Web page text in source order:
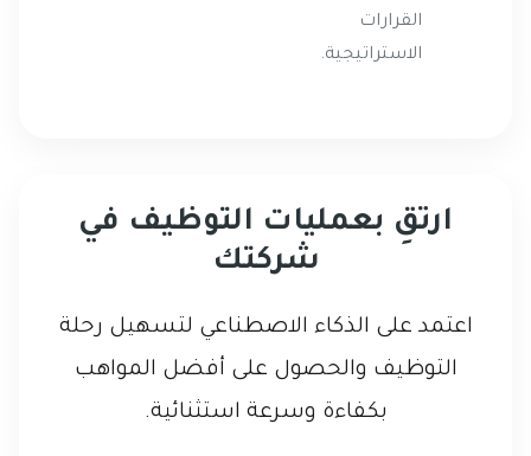
القرارات
الاستراتيجية.
ارتقِ بعمليات التوظيف في
شركتك
اعتمد على الذكاء الاصطناعي لتسهيل رحلة
التوظيف والحصول على أفضل المواهب
بكفاءة وسرعة استثنائية.